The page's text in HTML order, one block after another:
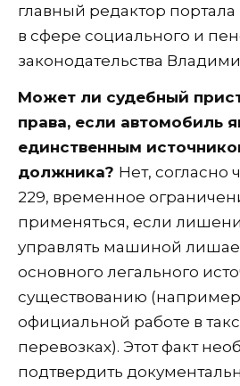
главный редактор портала
в сфере социального и
законодательства
Может ли судебный
права, если автомобиль
единственным
должника? Нет, согласно
229, временное
применяться, если
управлять машиной
основного легального
существованию
официальной работе в
перевозках). Этот факт
подтвердить